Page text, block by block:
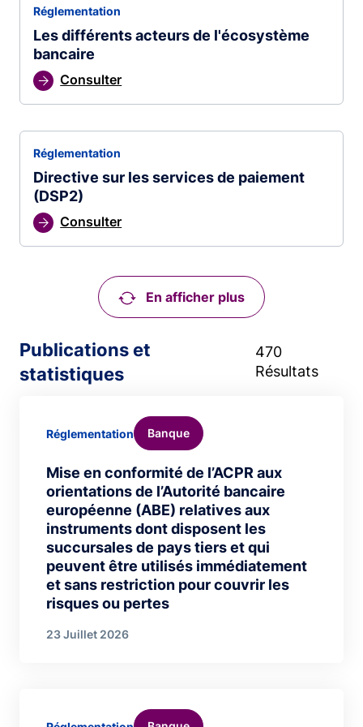
Les différents acteurs de l'écosystème
bancaire
Réglementation
Consulter
Directive sur les services de paiement
(DSP2)
Réglementation
Consulter
En afficher plus
Publications et
statistiques
470
Résultats
Mise en conformité de l’ACPR aux
orientations de l’Autorité bancaire
européenne (ABE) relatives aux
instruments dont disposent les
succursales de pays tiers et qui
peuvent être utilisés immédiatement
et sans restriction pour couvrir les
risques ou pertes
Réglementation Banque
23 Juillet 2026